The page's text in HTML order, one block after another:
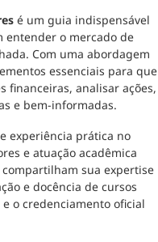
é um guia indispensável
entender o mercado de
Com uma abordagem
essenciais para que
financeiras, analisar ações,
e bem-informadas.
experiência prática no
e atuação acadêmica
sua expertise
e docência de cursos
o credenciamento oficial